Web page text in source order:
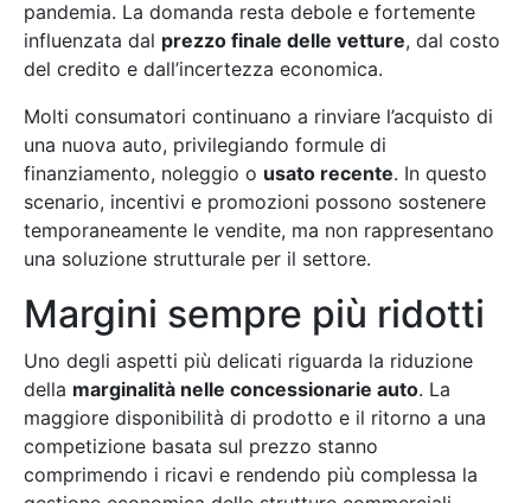
pandemia. La domanda resta debole e fortemente
influenzata dal prezzo finale delle vetture, dal costo
del credito e dall’incertezza economica.
Molti consumatori continuano a rinviare l’acquisto di
una nuova auto, privilegiando formule di
finanziamento, noleggio o usato recente. In questo
scenario, incentivi e promozioni possono sostenere
temporaneamente le vendite, ma non rappresentano
una soluzione strutturale per il settore.
Margini sempre più ridotti
Uno degli aspetti più delicati riguarda la riduzione
della marginalità nelle concessionarie auto. La
maggiore disponibilità di prodotto e il ritorno a una
competizione basata sul prezzo stanno
comprimendo i ricavi e rendendo più complessa la